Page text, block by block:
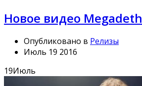
Новое видео Megadeth
Опубликовано в Релизы
Июль 19 2016
19Июль